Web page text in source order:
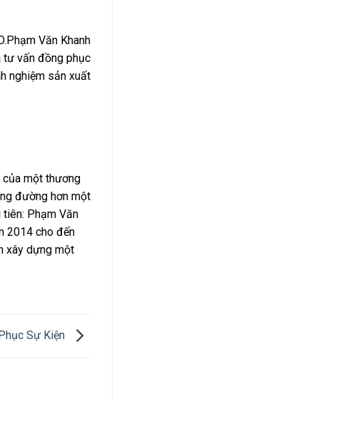
Văn Khanh
tư vấn đồng phục
nghiệm sản xuất
của một thương
đường hơn một
Phạm Văn
2014 cho đến
xây dựng một
Sự Kiện